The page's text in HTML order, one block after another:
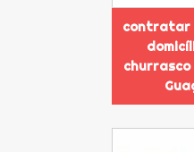
contratar
churrasco